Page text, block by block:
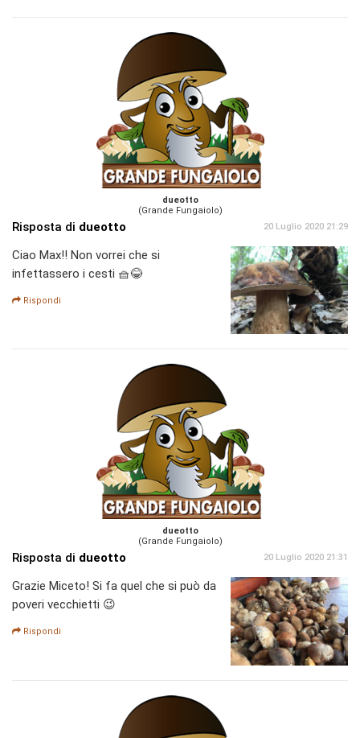
dueotto
(Grande Fungaiolo)
Risposta di dueotto 20 Luglio 2020 21:29
Ciao Max!! Non vorrei che si
infettassero i cesti 🧺😂
Rispondi
dueotto
(Grande Fungaiolo)
Risposta di dueotto 20 Luglio 2020 21:31
Grazie Miceto! Si fa quel che si può da
poveri vecchietti 😉
Rispondi